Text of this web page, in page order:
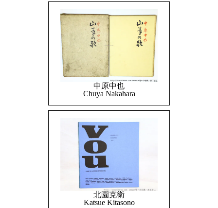
中原中也
Chuya Nakahara
北園克衛
Katsue Kitasono